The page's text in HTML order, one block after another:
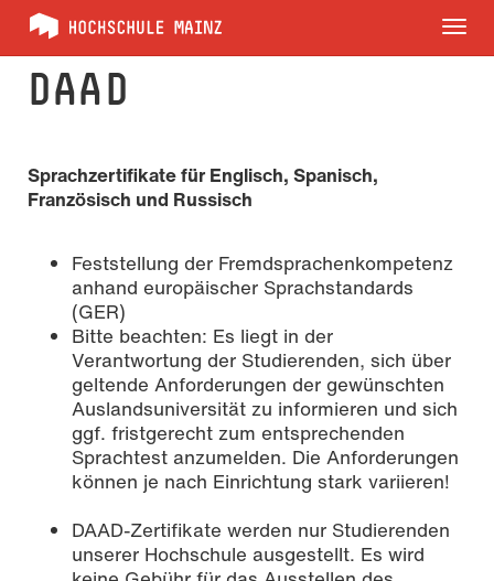
DAAD
Sprachzertifikate für Englisch, Spanisch,
Französisch und Russisch
Feststellung der Fremdsprachenkompetenz
anhand europäischer Sprachstandards
(GER)
Bitte beachten: Es liegt in der
Verantwortung der Studierenden, sich über
geltende Anforderungen der gewünschten
Auslandsuniversität zu informieren und sich
ggf. fristgerecht zum entsprechenden
Sprachtest anzumelden. Die Anforderungen
können je nach Einrichtung stark variieren!
DAAD-Zertifikate werden nur Studierenden
unserer Hochschule ausgestellt. Es wird